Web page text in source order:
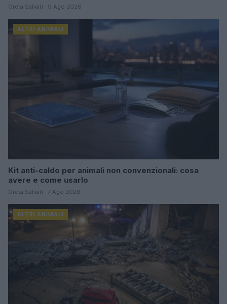
Greta Salvati · 9 Ago 2026
ALTRI ANIMALI
Kit anti-caldo per animali non convenzionali: cosa
avere e come usarlo
Greta Salvati · 7 Ago 2026
ALTRI ANIMALI